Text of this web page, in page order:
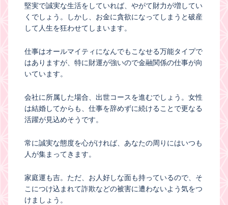
堅実で誠実な生活をしていれば、やがて財力が増してい
くでしょう。しかし、お金に貪欲になってしまうと破産
して人生を狂わせてしまいます。
仕事はオールマイティになんでもこなせる万能タイプで
はありますが、特に財運が強いので金融関係の仕事が向
いています。
会社に所属した場合、出世コースを進むでしょう。女性
は結婚してからも、仕事を辞めずに続けることで更なる
活躍が見込めそうです。
常に誠実な態度を心がければ、あなたの周りにはいつも
人が集まってきます。
家庭運も吉。ただ、お人好しな面も持っているので、そ
こにつけ込まれて詐欺などの被害に遭わないよう気をつ
けましょう。